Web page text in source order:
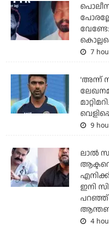
7
'അന്ന്
9
ലാല്‍
ഇനി
പറഞ്ഞ്
4